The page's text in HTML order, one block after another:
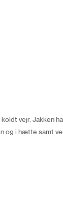
vejr. Jakken
og i hætte samt